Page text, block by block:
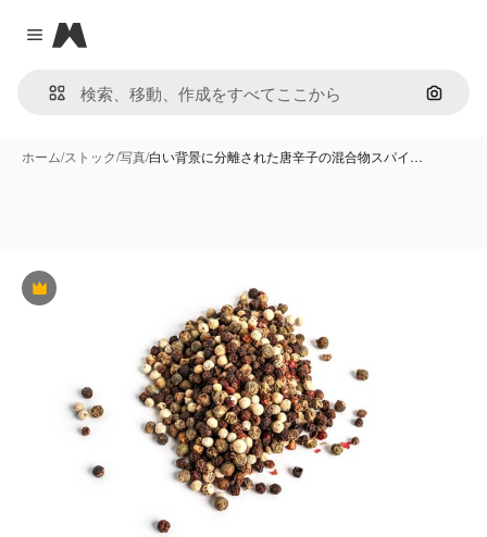
Close menu
Magnific
画像で
ホーム/ストック/写真/白い背景に分離された唐辛子の混合物スパイ…
Premium